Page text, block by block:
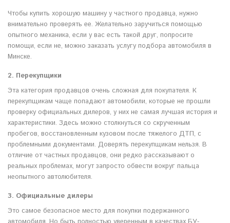
Чтобы купить хорошую машину у частного продавца, нужно
внимательно проверять ее. Желательно заручиться помощью
опытного механика, если у вас есть такой друг, попросите
помощи, если не, можно заказать услугу подбора автомобиля в
Минске.
2. Перекупщики
Эта категория продавцов очень сложная для покупателя. К
перекупщикам чаще попадают автомобили, которые не прошли
проверку официальных дилеров, у них не самая лучшая история и
характеристики. Здесь можно столкнуться со скрученным
пробегов, восстановленным кузовом после тяжелого ДТП, с
проблемными документами. Доверять перекупщикам нельзя. В
отличие от частных продавцов, они редко рассказывают о
реальных проблемах, могут запросто обвести вокруг пальца
неопытного автолюбителя.
3. Официальные дилеры
Это самое безопасное место для покупки подержанного